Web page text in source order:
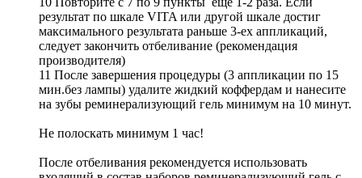
результат по шкале VITA или другой шкале достиг
максимального результата раньше 3-ех аппликаций,
следует закончить отбеливание (рекомендация
производителя)
11 После завершения процедуры (3 аппликации по 15
мин.без лампы) удалите жидкий коффердам и нанесите
на зубы реминерализующий гель минимум на 10 минут.
Не полоскать минимум 1 час!
После отбеливания рекомендуется использовать